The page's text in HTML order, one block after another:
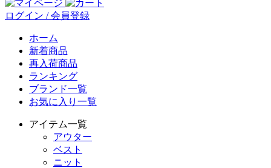
ログイン / 会員登録
ホーム
新着商品
再入荷商品
ランキング
ブランド一覧
お気に入り一覧
アイテム一覧
アウター
ベスト
ニット